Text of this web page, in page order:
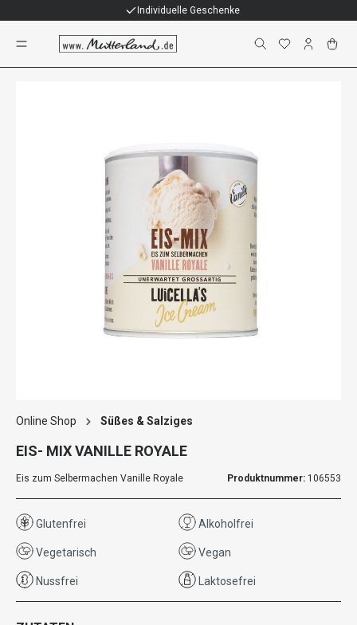
Individuelle Geschenke
Online Shop Süßes & Salziges
EIS- MIX VANILLE ROYALE
Eis zum Selbermachen Vanille Royale Produktnummer: 106553
Glutenfrei Alkoholfrei
Vegetarisch Vegan
Nussfrei Laktosefrei